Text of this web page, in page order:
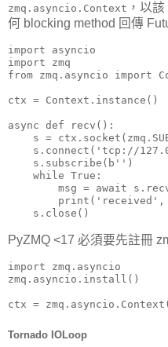
zmq.asyncio.Context ，以
何 blocking method 回傳
import asyncio
import zmq
from zmq.asyncio import
ctx = Context.instance()
async def recv():
s =
s.connect('tcp://
    s.subscribe(b'')
    while True:
msg = await
print('received',
    s.close()
PyZMQ <17 必須要先註冊
import zmq.asyncio
zmq.asyncio.install()
ctx =
Tornado IOLoop